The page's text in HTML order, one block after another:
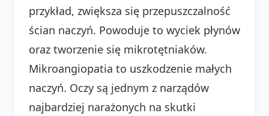
przykład, zwiększa się przepuszczalność
ścian naczyń. Powoduje to wyciek płynów
oraz tworzenie się mikrotętniaków.
Mikroangiopatia to uszkodzenie małych
naczyń. Oczy są jednym z narządów
najbardziej narażonych na skutki